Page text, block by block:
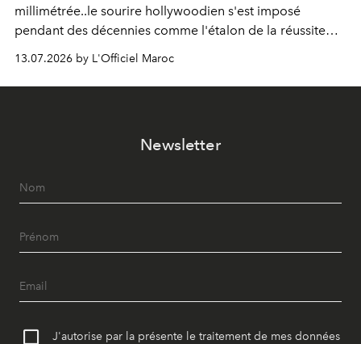
millimétrée..le sourire hollywoodien s'est imposé
pendant des décennies comme l'étalon de la réussite
esthétique. Mais ce que l'on prenait pour un idéal se
révèle être un standard, qui, par définition, gomme ce
qui nous distingue. Aujourd'hui, la dentisterie change de
13.07.2026 by L'Officiel Maroc
Newsletter
J'autorise par la présente le traitement de mes données